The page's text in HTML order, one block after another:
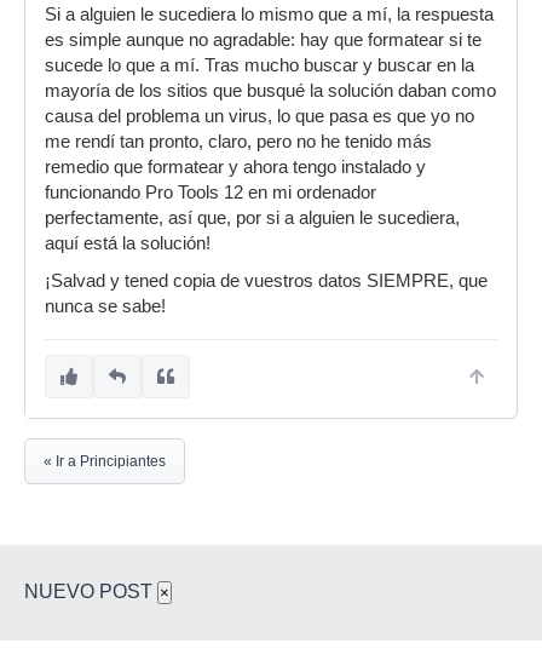
Si a alguien le sucediera lo mismo que a mí, la respuesta
es simple aunque no agradable: hay que formatear si te
sucede lo que a mí. Tras mucho buscar y buscar en la
mayoría de los sitios que busqué la solución daban como
causa del problema un virus, lo que pasa es que yo no
me rendí tan pronto, claro, pero no he tenido más
remedio que formatear y ahora tengo instalado y
funcionando Pro Tools 12 en mi ordenador
perfectamente, así que, por si a alguien le sucediera,
aquí está la solución!
¡Salvad y tened copia de vuestros datos SIEMPRE, que
nunca se sabe!
« Ir a Principiantes
NUEVO POST ×